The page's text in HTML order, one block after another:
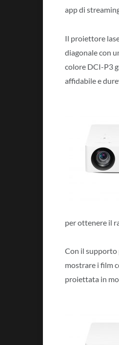
app di
Il proiettore
diagonale con
colore DCI-P3
affidabile e
per ottenere il
Con il supporto
mostrare i film
proiettata in